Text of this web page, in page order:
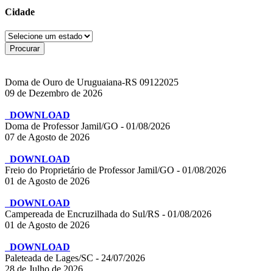
Cidade
Doma de Ouro de Uruguaiana-RS 09122025
09 de Dezembro de 2026
DOWNLOAD
Doma de Professor Jamil/GO - 01/08/2026
07 de Agosto de 2026
DOWNLOAD
Freio do Proprietário de Professor Jamil/GO - 01/08/2026
01 de Agosto de 2026
DOWNLOAD
Campereada de Encruzilhada do Sul/RS - 01/08/2026
01 de Agosto de 2026
DOWNLOAD
Paleteada de Lages/SC - 24/07/2026